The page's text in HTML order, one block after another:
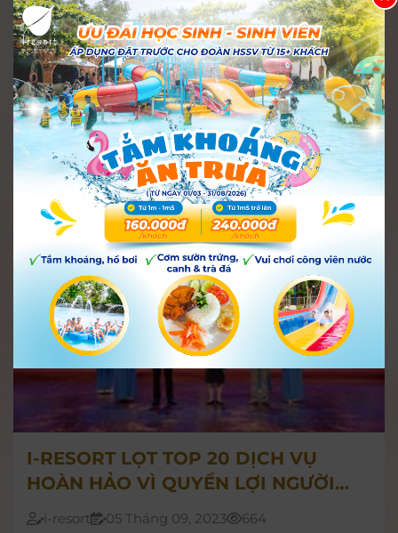
(06.2024)
i-resort 17 Tháng 05, 2024
3.019
I-resort xin trân trọng thông báo về việc áp
dụng bảng giá mới từ ngày 1/6/2024.
I-RESORT LỌT TOP 20 DỊCH VỤ
HOÀN HẢO VÌ QUYỀN LỢI NGƯỜI
TIÊU DÙNG 2023
i-resort 05 Tháng 09, 2023
664